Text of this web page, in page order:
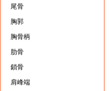
尾骨
胸郭
胸骨柄
肋骨
鎖骨
肩峰端